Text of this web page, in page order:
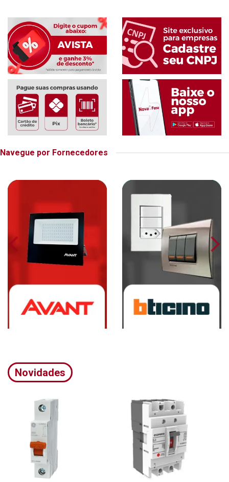
Navegue por Fornecedores
Novidades